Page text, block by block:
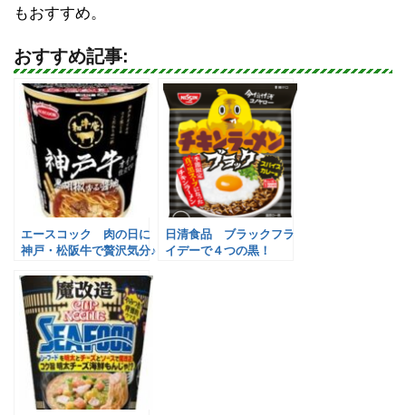
もおすすめ。
おすすめ記事:
エースコック 肉の日に
神戸・松阪牛で贅沢気分♪
日清食品 ブラックフラ
イデーで４つの黒！